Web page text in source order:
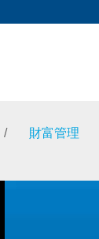
/ 財富管理